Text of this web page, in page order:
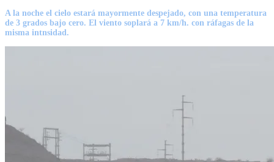
A la noche el cielo estará mayormente despejado, con una temperatura
de 3 grados bajo cero. El viento soplará a 7 km/h. con ráfagas de la
misma intnsidad.